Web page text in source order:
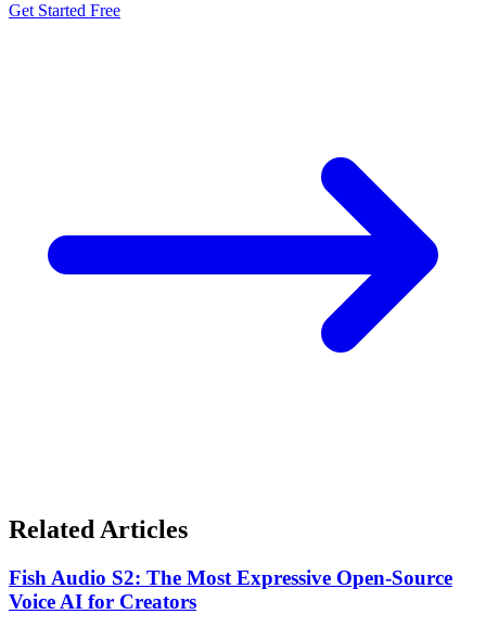
Get Started Free
Related Articles
Fish Audio S2: The Most Expressive Open-Source
Voice AI for Creators